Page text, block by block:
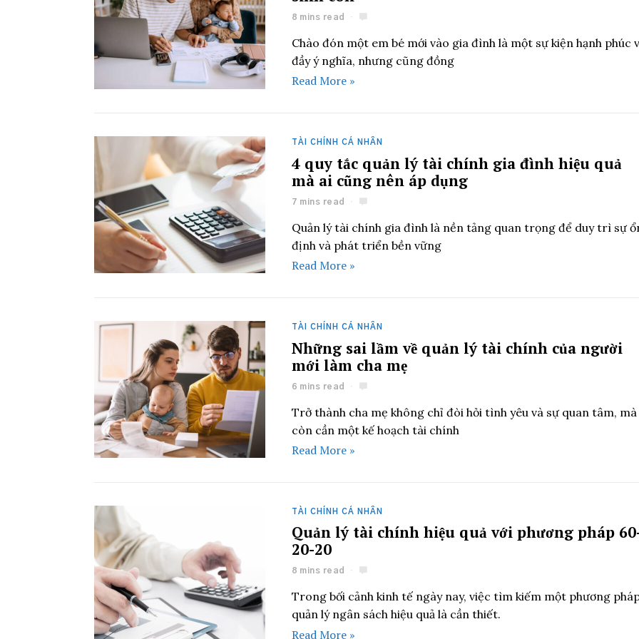
8 mins read
Chào đón một em bé mới vào gia đình là một sự kiện hạnh phúc
đầy ý nghĩa, nhưng cũng đồng
Read More »
TÀI CHÍNH CÁ NHÂN
4 quy tắc quản lý tài chính gia đình hiệu quả
mà ai cũng nên áp dụng
7 mins read
Quản lý tài chính gia đình là nền tảng quan trọng để duy trì sự
định và phát triển bền vững
Read More »
TÀI CHÍNH CÁ NHÂN
Những sai lầm về quản lý tài chính của người
mới làm cha mẹ
6 mins read
Trở thành cha mẹ không chỉ đòi hỏi tình yêu và sự quan tâm, mà
còn cần một kế hoạch tài chính
Read More »
TÀI CHÍNH CÁ NHÂN
Quản lý tài chính hiệu quả với phương pháp
20-20
8 mins read
Trong bối cảnh kinh tế ngày nay, việc tìm kiếm một phương
quản lý ngân sách hiệu quả là cần thiết.
Read More »